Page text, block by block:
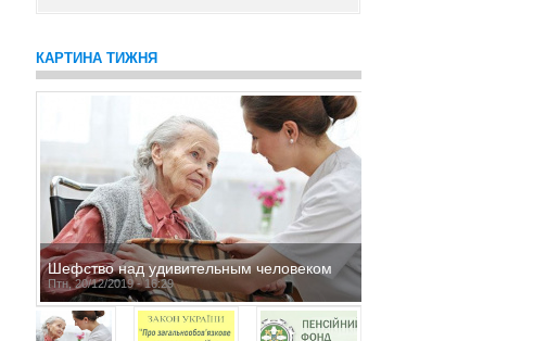
КАРТИНА ТИЖНЯ
Шефство над удивительным человеком
Птн, 20/12/2019 - 16:29